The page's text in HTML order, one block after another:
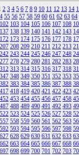
2 3 4 5 6 7 8 9 10 11 12 13 14
55 56 57 58 59 60 61 62 63 64
102 103 104 105 106 107 108
137 138 139 140 141 142 143
172 173 174 175 176 177 178
207 208 209 210 211 212 213
242 243 244 245 246 247 248
277 278 279 280 281 282 283
312 313 314 315 316 317 318
347 348 349 350 351 352 353
382 383 384 385 386 387 388
417 418 419 420 421 422 423
452 453 454 455 456 457 458
487 488 489 490 491 492 493
522 523 524 525 526 527 528
557 558 559 560 561 562 563
592 593 594 595 596 597 598
627 628 629 630 631 632 633
662 663 664 665 666 667 668
697 698 699 700 701 702 703